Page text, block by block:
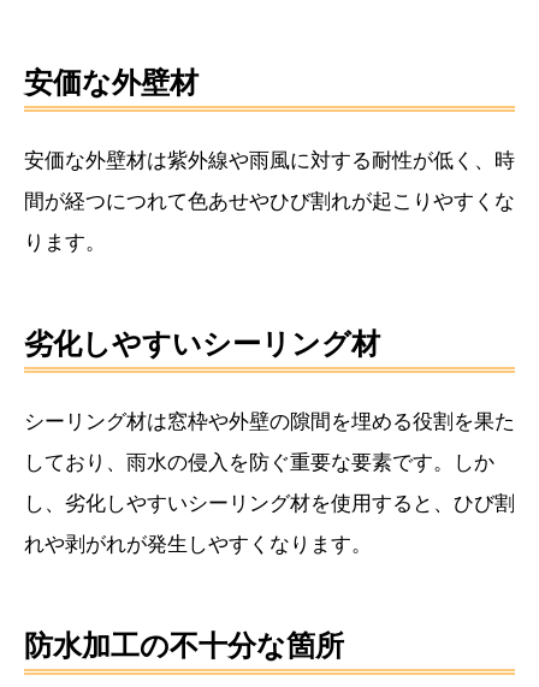
安価な外壁材
安価な外壁材は紫外線や雨風に対する耐性が低く、時
間が経つにつれて色あせやひび割れが起こりやすくな
ります。
劣化しやすいシーリング材
シーリング材は窓枠や外壁の隙間を埋める役割を果た
しており、雨水の侵入を防ぐ重要な要素です。しか
し、劣化しやすいシーリング材を使用すると、ひび割
れや剥がれが発生しやすくなります。
防水加工の不十分な箇所